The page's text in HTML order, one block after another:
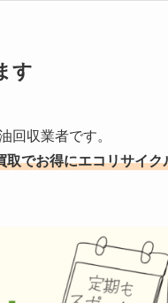
す
回収業者です。
取でお得にエコリサイク